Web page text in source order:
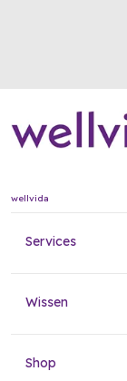
wellvida
Services
Wissen
Shop